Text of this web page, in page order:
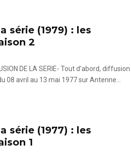
série (1979) : les
2
DE LA SERIE- Tout d'abord, diffusion
08 avril au 13 mai 1977 sur Antenne...
série (1977) : les
1